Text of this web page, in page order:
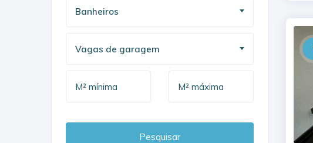
Banheiros
Vagas de garagem
Pesquisar